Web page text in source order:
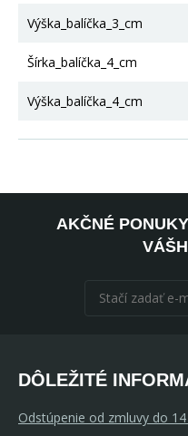
Výška_balíčka_3_cm
Šírka_balíčka_4_cm
Výška_balíčka_4_cm
AKČNÉ
DÔLEŽITÉ
Odstúpenie od zmluvy do